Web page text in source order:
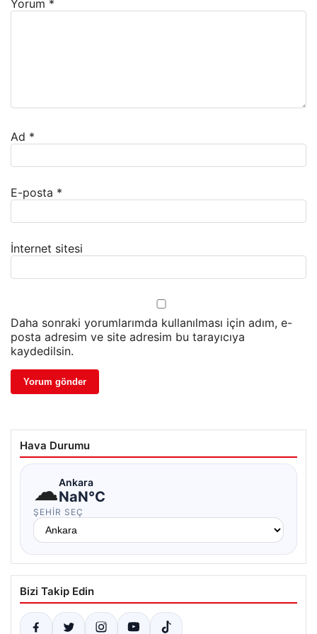
Yorum *
Ad *
E-posta *
İnternet sitesi
Daha sonraki yorumlarımda kullanılması için adım, e-
posta adresim ve site adresim bu tarayıcıya
kaydedilsin.
Hava Durumu
☁Ankara
NaN°C
ŞEHIR SEÇ
Bizi Takip Edin